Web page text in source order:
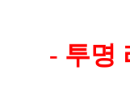
- 투명